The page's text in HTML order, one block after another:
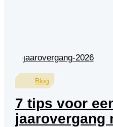
Blog
7 tips voor
jaarovergang